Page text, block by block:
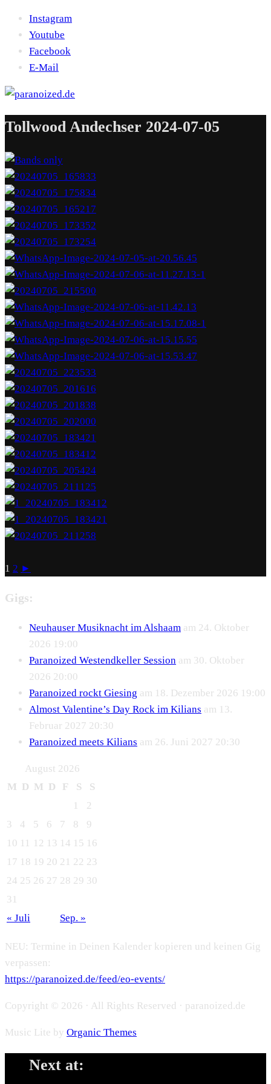
Instagram
Youtube
Facebook
E-Mail
Tollwood Andechser 2024-07-05
1 2 ►
Gigs:
Neuhauser Musiknacht im Alshaam am 24. Oktober
2026 19:00
Paranoized Westendkeller Session am 30. Oktober
2026 20:00
Paranoized rockt Giesing am 18. Dezember 2026 19:00
Almost Valentine’s Day Rock im Kilians am 13.
Februar 2027 20:30
Paranoized meets Kilians am 26. Juni 2027 20:30
August 2026
M D M D F S
S
1
2
3
4 5 6 7 8
9
10 11 12 13 14 15 16
17 18 19 20 21 22 23
24 25 26 27 28 29 30
31
« Juli
Sep. »
NEU: Termine in Deinen Kalender kopieren und keinen Gig
verpassen:
https://paranoized.de/feed/eo-events/
Copyright © 2026 · All Rights Reserved · paranoized.de
Music Lite by Organic Themes
Next at: